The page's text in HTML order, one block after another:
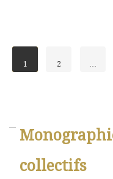
1 2
collectifs